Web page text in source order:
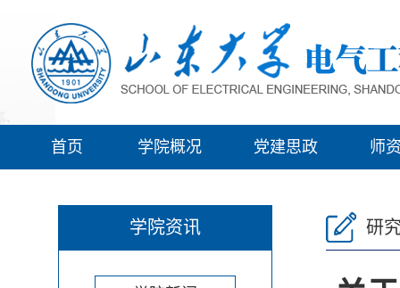
首页 学院概况 党建思政 师
学院资讯 研